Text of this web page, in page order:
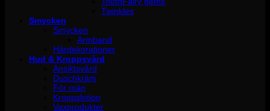
Twinkles
Smycken
Smycken
Armband
Hårdekorationer
Hud & Kroppsvård
Ansiktsvård
Duschkräm
För män
Kroppslotion
Vaxprodukter